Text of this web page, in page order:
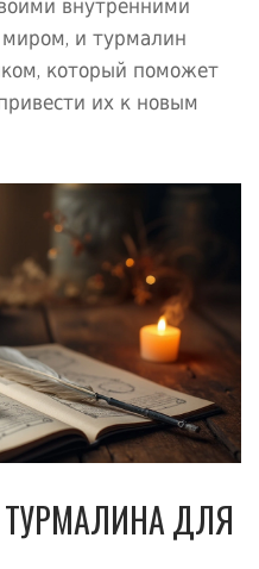
внутренними
и турмалин
который поможет
их к новым
ДЛЯ